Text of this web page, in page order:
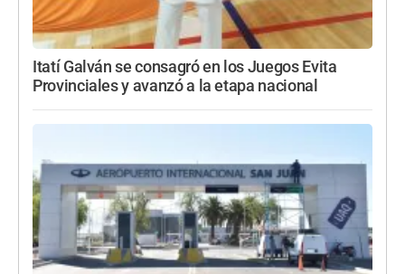
Itatí Galván se consagró en los Juegos Evita
Provinciales y avanzó a la etapa nacional